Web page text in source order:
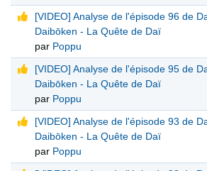
[VIDEO] Analyse de l'épisode 96 de
Daibōken - La Quête de Daï
par Poppu
[VIDEO] Analyse de l'épisode 95 de
Daibōken - La Quête de Daï
par Poppu
[VIDEO] Analyse de l'épisode 93 de
Daibōken - La Quête de Daï
par Poppu